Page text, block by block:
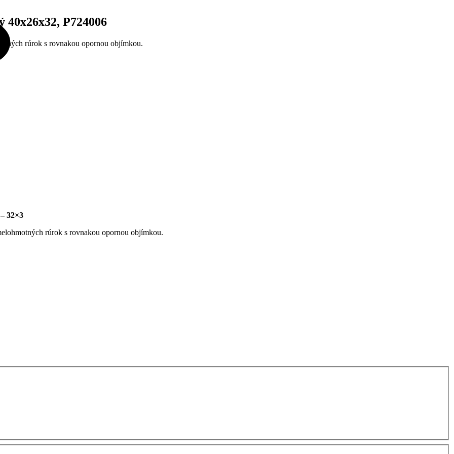
P724006
rúrok s rovnakou opornou objímkou.
32×3
rúrok s rovnakou opornou objímkou.